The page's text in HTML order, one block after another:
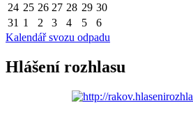
24 25 26 27 28 29 30
31 1 2 3 4 5
6
Kalendář svozu odpadu
Hlášení rozhlasu